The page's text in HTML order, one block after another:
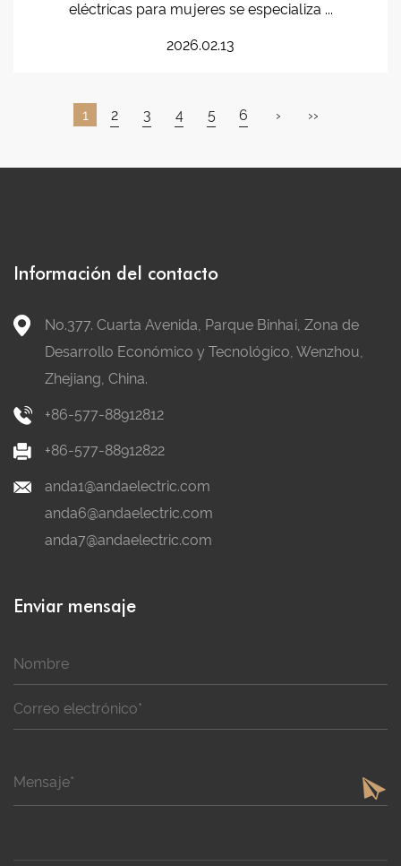
eléctricas para mujeres se especializa ...
2026.02.13
1 2 3 4 5 6 › ››
Información del contacto
No.377. Cuarta Avenida, Parque Binhai, Zona de
Desarrollo Económico y Tecnológico, Wenzhou,
Zhejiang, China.
+86-577-88912812
+86-577-88912822
anda1@andaelectric.com
anda6@andaelectric.com
anda7@andaelectric.com
Enviar mensaje